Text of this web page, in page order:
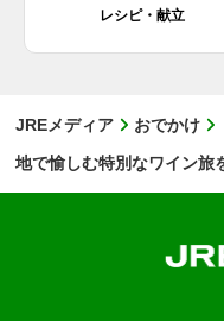
レシピ・献立
JREメディア おでかけ
地で愉しむ特別なワイン旅